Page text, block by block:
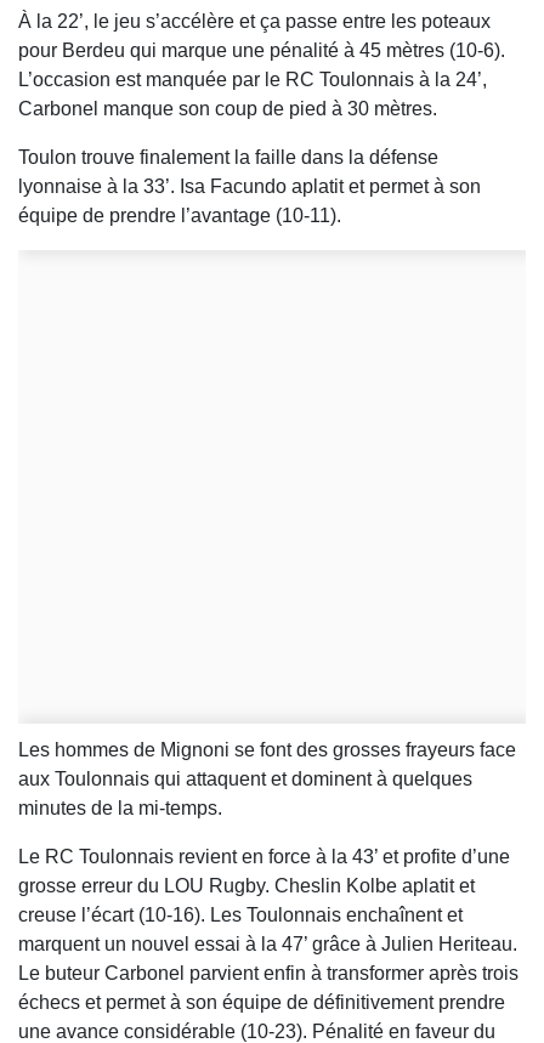
À la 22’, le jeu s’accélère et ça passe entre les poteaux
pour Berdeu qui marque une pénalité à 45 mètres (10-6).
L’occasion est manquée par le RC Toulonnais à la 24’,
Carbonel manque son coup de pied à 30 mètres.
Toulon trouve finalement la faille dans la défense
lyonnaise à la 33’. Isa Facundo aplatit et permet à son
équipe de prendre l’avantage (10-11).
Les hommes de Mignoni se font des grosses frayeurs face
aux Toulonnais qui attaquent et dominent à quelques
minutes de la mi-temps.
Le RC Toulonnais revient en force à la 43’ et profite d’une
grosse erreur du LOU Rugby. Cheslin Kolbe aplatit et
creuse l’écart (10-16). Les Toulonnais enchaînent et
marquent un nouvel essai à la 47’ grâce à Julien Heriteau.
Le buteur Carbonel parvient enfin à transformer après trois
échecs et permet à son équipe de définitivement prendre
une avance considérable (10-23). Pénalité en faveur du